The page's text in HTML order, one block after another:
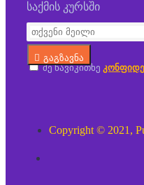
საქმის კურსში
გაგზავნა
მე წავიკითხე
Copyright © 2021,